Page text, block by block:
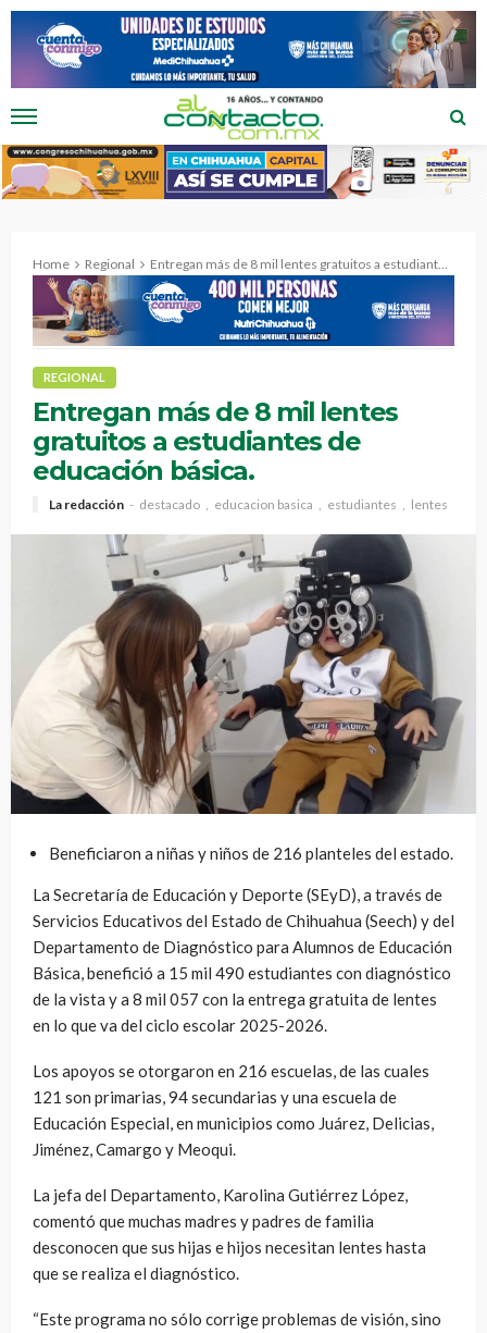
Home Regional Entregan más de 8 mil lentes gratuitos a estudiantes de educación básica.
REGIONAL
Entregan más de 8 mil lentes
gratuitos a estudiantes de
educación básica.
La redacción destacado educacion basica estudiantes lentes
Beneficiaron a niñas y niños de 216 planteles del estado.
La Secretaría de Educación y Deporte (SEyD), a través de
Servicios Educativos del Estado de Chihuahua (Seech) y del
Departamento de Diagnóstico para Alumnos de Educación
Básica, benefició a 15 mil 490 estudiantes con diagnóstico
de la vista y a 8 mil 057 con la entrega gratuita de lentes
en lo que va del ciclo escolar 2025-2026.
Los apoyos se otorgaron en 216 escuelas, de las cuales
121 son primarias, 94 secundarias y una escuela de
Educación Especial, en municipios como Juárez, Delicias,
Jiménez, Camargo y Meoqui.
La jefa del Departamento, Karolina Gutiérrez López,
comentó que muchas madres y padres de familia
desconocen que sus hijas e hijos necesitan lentes hasta
que se realiza el diagnóstico.
“Este programa no sólo corrige problemas de visión, sino